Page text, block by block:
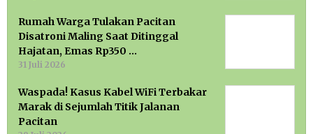
Rumah Warga Tulakan Pacitan
Disatroni Maling Saat Ditinggal
Hajatan, Emas Rp350 …
31 Juli 2026
Waspada! Kasus Kabel WiFi Terbakar
Marak di Sejumlah Titik Jalanan
Pacitan